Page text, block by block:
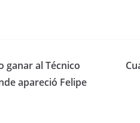
ganar al Técnico
apareció Felipe